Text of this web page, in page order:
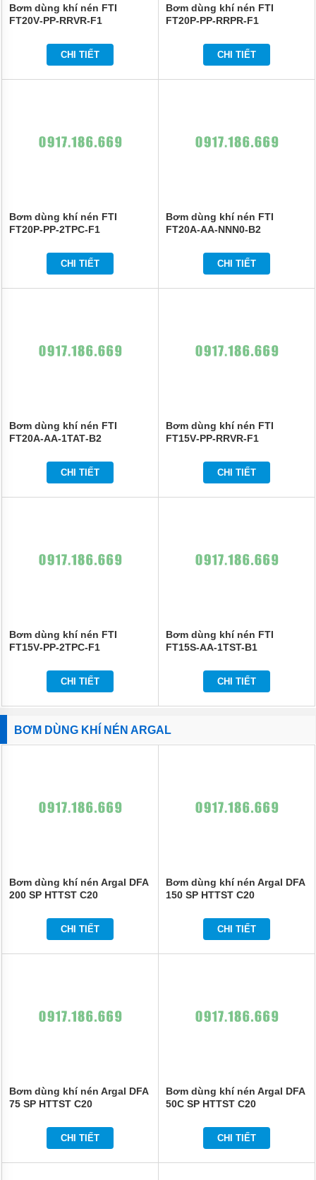
Bơm dùng khí nén FTI
FT20V‐PP‐RRVR‐F1
CHI TIẾT
Bơm dùng khí nén FTI
FT20P‐PP‐RRPR‐F1
CHI TIẾT
Bơm dùng khí nén FTI
FT20P‐PP‐2TPC‐F1
CHI TIẾT
Bơm dùng khí nén FTI
FT20A‐AA‐NNN0‐B2
CHI TIẾT
Bơm dùng khí nén FTI
FT20A‐AA‐1TAT‐B2
CHI TIẾT
Bơm dùng khí nén FTI
FT15V‐PP‐RRVR‐F1
CHI TIẾT
Bơm dùng khí nén FTI
FT15V‐PP‐2TPC‐F1
CHI TIẾT
Bơm dùng khí nén FTI
FT15S‐AA‐1TST-B1
CHI TIẾT
BƠM DÙNG KHÍ NÉN ARGAL
Bơm dùng khí nén Argal DFA
200 SP HTTST C20
CHI TIẾT
Bơm dùng khí nén Argal DFA
150 SP HTTST C20
CHI TIẾT
Bơm dùng khí nén Argal DFA
75 SP HTTST C20
CHI TIẾT
Bơm dùng khí nén Argal DFA
50C SP HTTST C20
CHI TIẾT